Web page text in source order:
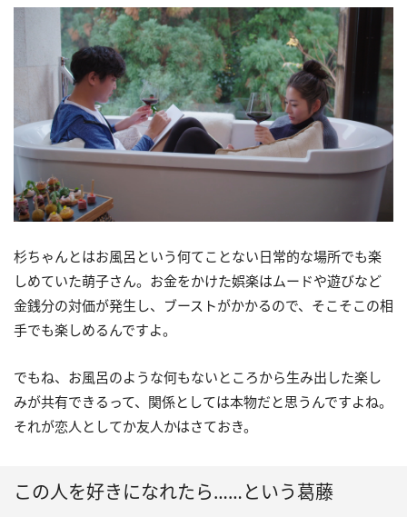
杉ちゃんとはお風呂という何てことない日常的な場所でも楽
しめていた萌子さん。お金をかけた娯楽はムードや遊びなど
金銭分の対価が発生し、ブーストがかかるので、そこそこの相
手でも楽しめるんですよ。
でもね、お風呂のような何もないところから生み出した楽し
みが共有できるって、関係としては本物だと思うんですよね。
それが恋人としてか友人かはさておき。
この人を好きになれたら……という葛藤